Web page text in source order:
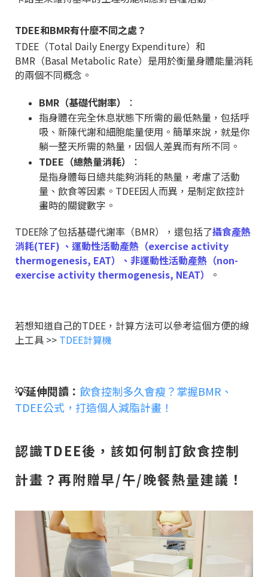
TDEE和BMR有什麼不同之處？
TDEE（Total Daily Energy Expenditure）和
BMR（Basal Metabolic Rate）是用於衡量身體能量消耗
的兩個不同概念。
BMR（基礎代謝率）
：
指身體在完全休息狀態下所需的最低熱量，包括呼
吸、新陳代謝和細胞能量使用。簡單來說，就是你
躺一整天所需的熱量，因個人差異而有所不同。
TDEE（總熱量消耗）
：
是指身體每日總共能夠消耗的熱量，考慮了活動
量、飲食等因素。TDEE因人而異，是制定飲控計
畫時的關鍵數字。
TDEE除了包括基礎代謝率（BMR），還包括了攝食產熱
消耗(TEF) 、運動性活動產熱（exercise activity
thermogenesis, EAT）、非運動性活動產熱（non-
exercise activity thermogenesis, NEAT）
。
若想知道自己的TDEE，計算方法可以參考這個方便的線
上工具 >> TDEE計算機
💡延伸閱讀： 飲食控制多久會瘦？掌握BMR、
TDEE公式，打造個人減脂計畫！
認識TDEE後，該如何制訂飲食控制
計畫？再附贈早/午/晚餐熱量建議！